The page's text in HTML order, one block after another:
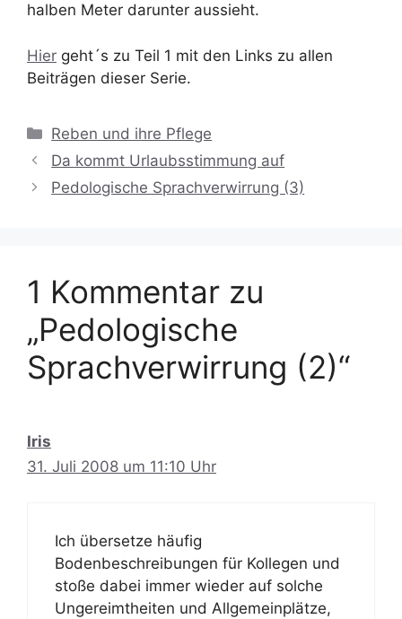
halben Meter darunter aussieht.
Hier geht´s zu Teil 1 mit den Links zu allen
Beiträgen dieser Serie.
Kategorien
Reben und ihre Pflege
Da kommt Urlaubsstimmung auf
Pedologische Sprachverwirrung (3)
1 Kommentar zu
„Pedologische
Sprachverwirrung (2)“
Iris
31. Juli 2008 um 11:10 Uhr
Ich übersetze häufig
Bodenbeschreibungen für Kollegen und
stoße dabei immer wieder auf solche
Ungereimtheiten und Allgemeinplätze,